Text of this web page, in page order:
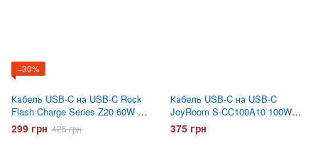
−30%
Кабель USB-C на USB-C Rock
Flash Charge Series Z20 60W 1
метр Белый
299 грн 425 грн
Кабель USB-C на USB-C
JoyRoom S-CC100A10 100W
1.2 метра Белый
375 грн